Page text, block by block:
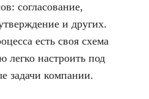
согласование,
и других.
есть своя схема
легко настроить под
задачи компании.